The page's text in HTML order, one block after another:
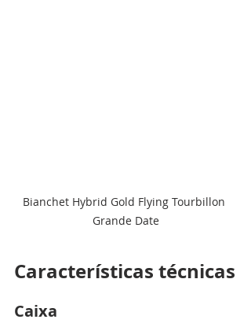
Bianchet Hybrid Gold Flying Tourbillon
Grande Date
Características técnicas
Caixa